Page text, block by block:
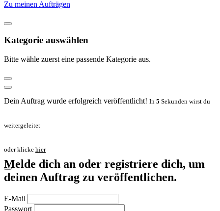
Zu meinen Aufträgen
Kategorie auswählen
Bitte wähle zuerst eine passende Kategorie aus.
Dein Auftrag wurde erfolgreich veröffentlicht! In 5 Sekunden wirst du
weitergeleitet
oder klicke hier
Melde dich an oder registriere dich, um
deinen Auftrag zu veröffentlichen.
E-Mail
Passwort